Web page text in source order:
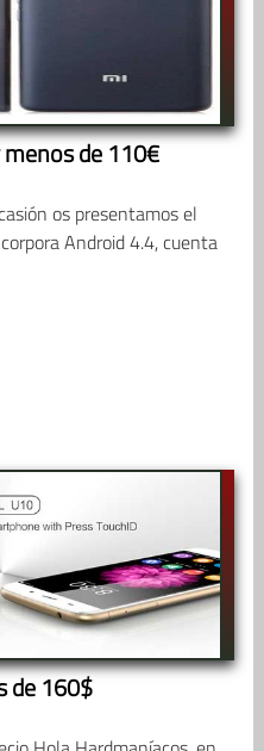
de 110€
os presentamos el
Android 4.4, cuenta
de 160$